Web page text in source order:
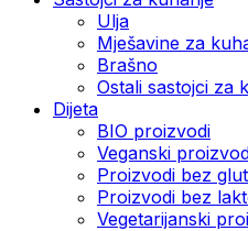
Ulja
Mješavine za
Brašno
Ostali sastojci za
Dijeta
BIO proizvodi
Veganski
Proizvodi bez
Proizvodi bez
Vegetarijanski